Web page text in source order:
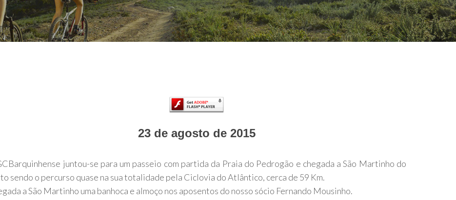
23 de agosto de 2015
juntou-se para um passeio com partida da Praia do Pedrogão e chegada a São Martinho do
sendo o percurso quase na sua totalidade pela Ciclovia do Atlântico, cerca de 59 Km.
a São Martinho uma banhoca e almoço nos aposentos do nosso sócio Fernando Mousinho.